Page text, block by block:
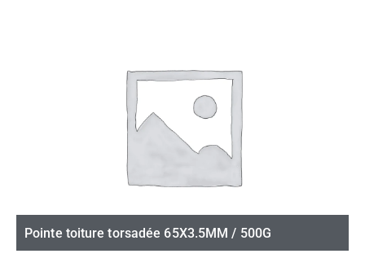
Pointe toiture torsadée 65X3.5MM / 500G